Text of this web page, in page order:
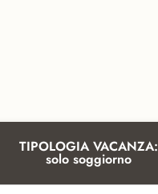
TIPOLOGIA VACANZA:
solo soggiorno